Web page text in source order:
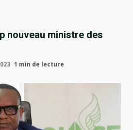
nouveau ministre des
1 min de lecture